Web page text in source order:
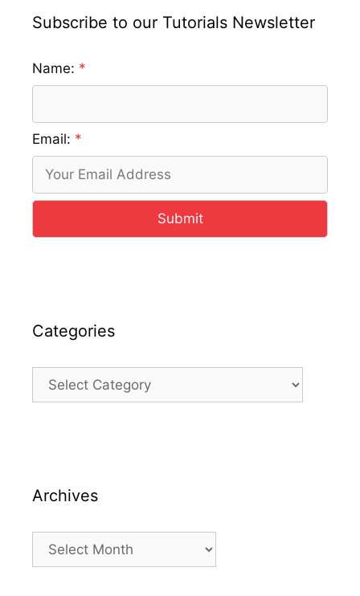
Subscribe to our Tutorials Newsletter
Name:
Email:
Submit
Categories
Categories
Archives
Archives